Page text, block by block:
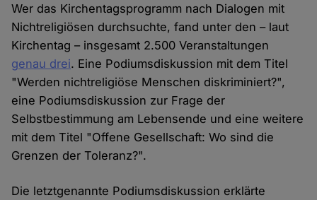
Wer das Kirchentagsprogramm nach Dialogen mit
Nichtreligiösen durchsuchte, fand unter den – laut
Kirchentag – insgesamt 2.500 Veranstaltungen
genau drei. Eine Podiumsdiskussion mit dem Titel
"Werden nichtreligiöse Menschen diskriminiert?",
eine Podiumsdiskussion zur Frage der
Selbstbestimmung am Lebensende und eine weitere
mit dem Titel "Offene Gesellschaft: Wo sind die
Grenzen der Toleranz?".
Die letztgenannte Podiumsdiskussion erklärte